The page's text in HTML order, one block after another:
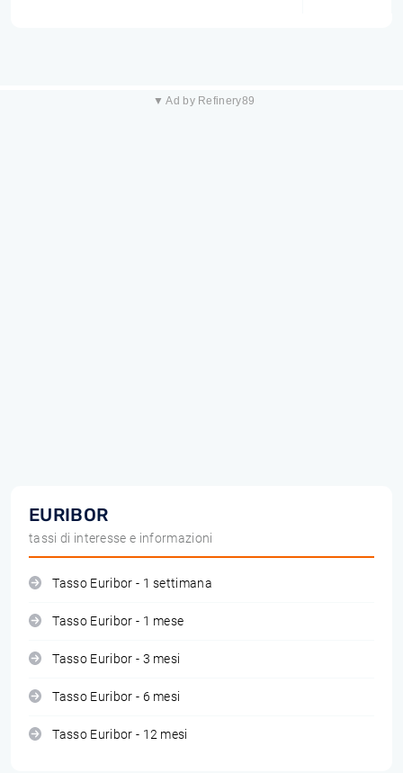
▼ Ad by Refinery89
EURIBOR
tassi di interesse e informazioni
Tasso Euribor - 1 settimana
Tasso Euribor - 1 mese
Tasso Euribor - 3 mesi
Tasso Euribor - 6 mesi
Tasso Euribor - 12 mesi